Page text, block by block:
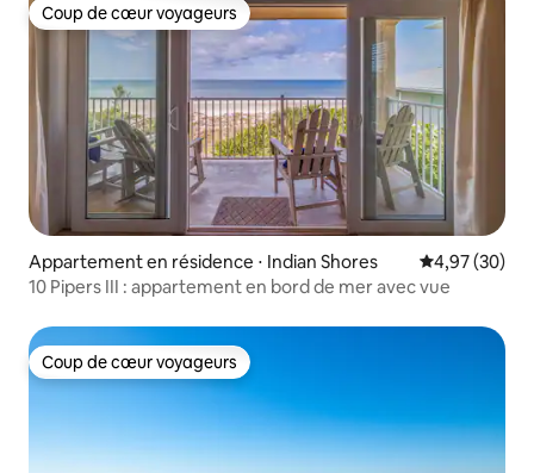
Coup de cœur voyageurs
Coup de cœur voyageurs
Appartement en résidence ⋅ Indian Shores Évaluation
4,97 (30)
10 Pipers III : appartement en bord de mer avec vue
Coup de cœur voyageurs
Coup de cœur voyageurs